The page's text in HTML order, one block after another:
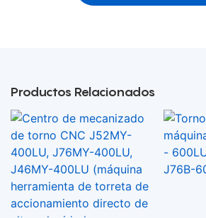
Productos Relacionados